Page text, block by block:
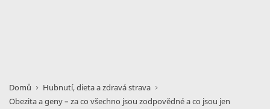
Domů
Hubnutí, dieta a zdravá strava
Obezita a geny – za co všechno jsou zodpovědné a co jsou jen